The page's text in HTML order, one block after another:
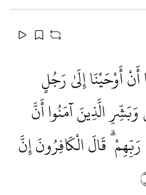
أَوْحَيْنَا إِلَىٰ رَجُلٍ
الَّذِينَ آمَنُوا أَنَّ
قَالَ الْكَافِرُونَ إِنَّ